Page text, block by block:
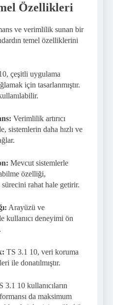
Özellikleri
ve verimlilik sunan bir
temel özelliklerini
çeşitli uygulama
için tasarlanmıştır.
Verimlilik artırıcı
sistemlerin daha hızlı ve
Mevcut sistemlerle
özelliği,
sürecini rahat hale getirir.
Arayüzü ve
kullanıcı deneyimi ön
TS 3.1 10, veri koruma
ile donatılmıştır.
10 kullanıcıların
da maksimum